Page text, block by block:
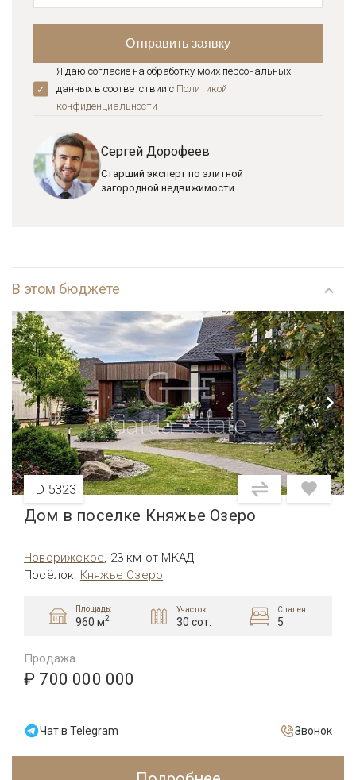
Я даю согласие на обработку моих персональных
данных в соответствии с Политикой
конфиденциальноcти
Сергей Дорофеев
Старший эксперт по элитной
загородной недвижимости
В этом бюджете
ID 5323
Дом в поселке Княжье Озеро
Новорижское, 23 км от МКАД
Посёлок: Княжье Озеро
Площадь:
960 м2
Участок:
30 сот.
Спален:
5
Продажа
₽ 700 000 000
Чат в Telegram Звонок